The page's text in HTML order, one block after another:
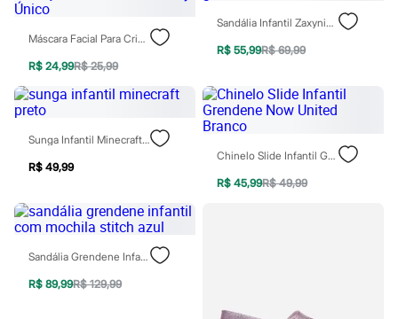
Camisas
Calças
Camisetas e Regatas
Casacos e Jaquetas
Polos
Acessórios
Chapéus e Bonés
Cintos
Carteiras
Relógios
Calçados
Chinelos
Sandálias e Papetes
Máscara Facial Para Crianças Calmante - Kiss Ny Único
R$ 24,99R$ 25,99
Sandália Infantil Zaxynina Grendene Rosa
R$ 55,99R$ 69,99
Sunga Infantil Minecraft Preto
R$ 49,99
Chinelo Slide Infantil Grendene Now United Branco
R$ 45,99R$ 49,99
Sandália Grendene Infantil Com Mochila Stitch Azul
R$ 89,99R$ 129,99